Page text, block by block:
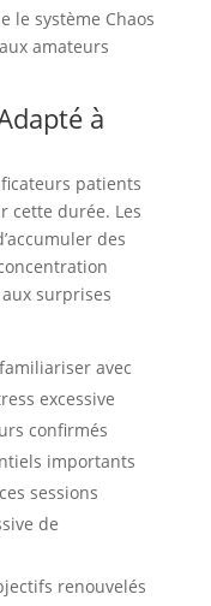
le système Chaos
amateurs
à
patients
cette durée. Les
des
surprises
avec
excessive
confirmés
importants
sessions
de
renouvelés